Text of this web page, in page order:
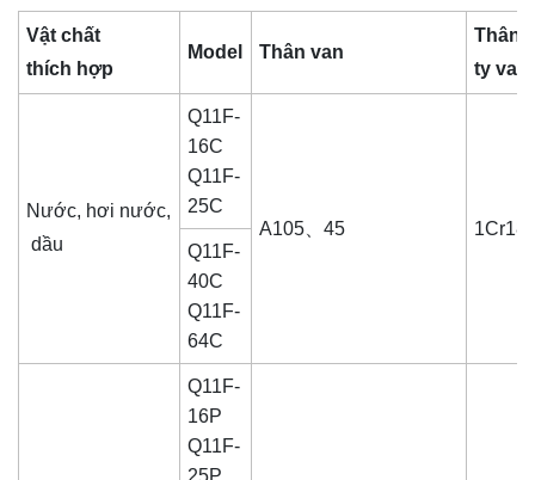
Vật chất
thích hợp
Model Thân van
Thân
ty van
Nước, hơi nước,
dầu
Q11F-
16C
Q11F-
25C
A105、45
Q11F-
40C
Q11F-
64C
Q11F-
16P
Q11F-
25P